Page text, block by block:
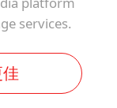
services.